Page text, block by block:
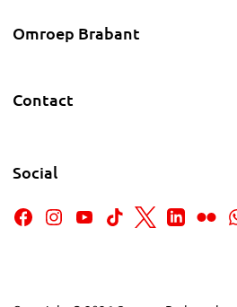
Omroep Brabant
Contact
Social